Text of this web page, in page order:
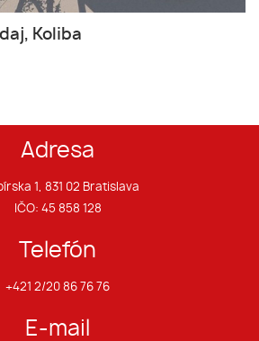
Koliba
Adresa
1, 831 02 Bratislava
IČO: 45 858 128
Telefón
+421 2/20 86 76 76
E-mail